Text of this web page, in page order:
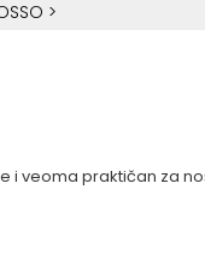
>
i veoma praktičan za